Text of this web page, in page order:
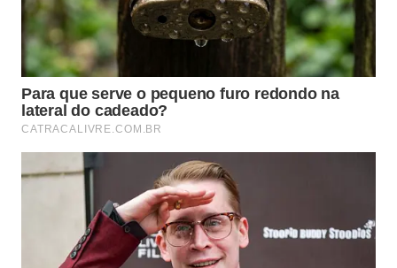
Quais equipamentos de proteção
são necessários para esse reparo?
Trabalhar com superfícies afetadas por umidade e
mofo exige cuidados com a saúde. Partículas de
tinta velha, esporos de fungos e poeira de reboco
podem irritar as vias respiratórias e os olhos
durante a raspagem e a aplicação dos produtos. Por
isso, o uso de equipamentos de proteção individual
é indispensável.